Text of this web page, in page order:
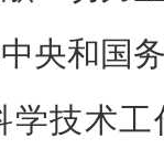
央和国
学技术